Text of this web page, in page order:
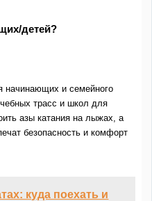
детей?
начинающих и семейного
трасс и школ для
азы катания на лыжах, а
безопасность и комфорт
куда поехать и